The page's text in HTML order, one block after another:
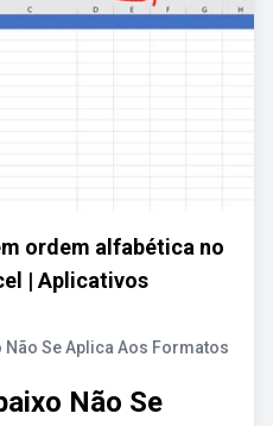
ordem alfabética no
| Aplicativos
Não Se Aplica Aos Formatos
Não Se